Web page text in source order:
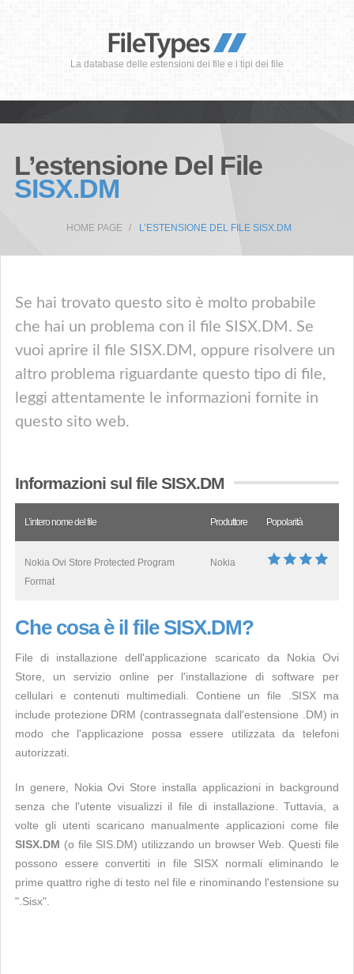
La database delle estensioni dei file e i tipi dei file
L’estensione Del File
SISX.DM
HOME PAGE L’ESTENSIONE DEL FILE SISX.DM
Se hai trovato questo sito è molto probabile
che hai un problema con il file SISX.DM. Se
vuoi aprire il file SISX.DM, oppure risolvere un
altro problema riguardante questo tipo di file,
leggi attentamente le informazioni fornite in
questo sito web.
Informazioni sul file SISX.DM
L’intero nome del file Produttore Popolarità
Nokia Ovi Store Protected Program
Format
Nokia
Che cosa è il file SISX.DM?
File di installazione dell'applicazione scaricato da Nokia Ovi
Store, un servizio online per l'installazione di software per
cellulari e contenuti multimediali. Contiene un file .SISX ma
include protezione DRM (contrassegnata dall'estensione .DM) in
modo che l'applicazione possa essere utilizzata da telefoni
autorizzati.
In genere, Nokia Ovi Store installa applicazioni in background
senza che l'utente visualizzi il file di installazione. Tuttavia, a
volte gli utenti scaricano manualmente applicazioni come file
SISX.DM (o file SIS.DM) utilizzando un browser Web. Questi file
possono essere convertiti in file SISX normali eliminando le
prime quattro righe di testo nel file e rinominando l'estensione su
".Sisx".